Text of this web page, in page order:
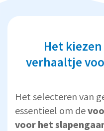
Het
verhaaltje
Het selecteren van
essentieel om de
voor het